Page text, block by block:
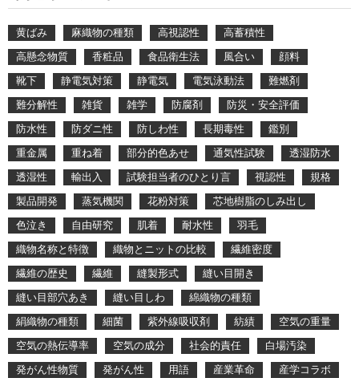
黄ばみ 麻織物の種類 高視認性
高蓄積性
高懸念物質
香粧品 食品衛生法 風合い
顔料
靴下
静電気対策 静電気 電気泳動法
難燃剤
難分解性
雑貨 雑学 防腐剤
防災・安全評価
防水性
防ダニ性 防しわ性 長期毒性
鑑別
重金属
重ね着 部分的色あせ 通気性試験
透湿防水
透湿性
輸出入 試験担当者のひとり言 視認性
規格
製品開発
蒸気機関 花粉対策
芯地樹脂のしみ出し
色泣き
自由研究 肌着 耐水性
羽毛
織物名称と特徴
織物とニットの比較
繊維密度
繊維の歴史
繊維 縫製形式
縫い目開き
縫い目部穴あき
縫い目しわ
綿織物の種類
絹織物の種類
細菌 紫外線吸収剤 紡績
空気の重量
空気の熱伝導率
空気の成分 社会的責任
白場汚染
発がん性物質
発がん性 用語 産業革命
産学コラボ